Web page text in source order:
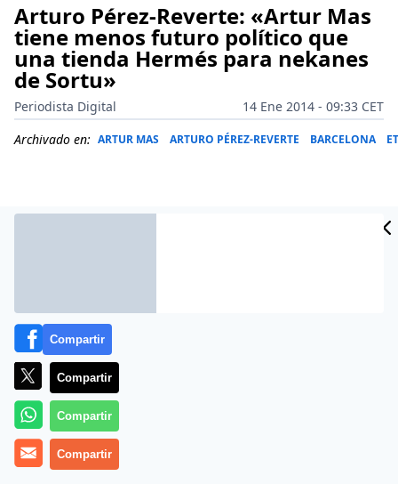
Arturo Pérez-Reverte: «Artur Mas
tiene menos futuro político que
una tienda Hermés para nekanes
de Sortu»
Periodista Digital
14 Ene 2014 - 09:33 CET
Archivado en: ARTUR MAS ARTURO PÉREZ-REVERTE BARCELONA
Arturo Pérez-Reverte
domingos por la tarde y la de este 8 de diciembre de
de 2013, acudió a la cita y particularmente cáustico.
Compartir
Compartir
Compartir
Compartir